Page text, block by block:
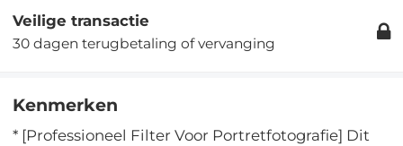
Veilige transactie
30 dagen terugbetaling of vervanging
Kenmerken
* [Professioneel Filter Voor Portretfotografie] Dit